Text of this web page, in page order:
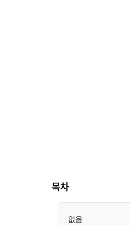
목차
없음